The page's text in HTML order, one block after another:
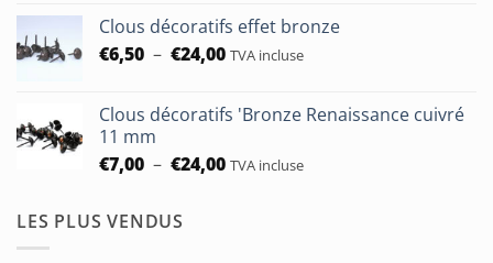
prix :
€5,30
Clous décoratifs effet bronze
€6,50 – €24,00Plage
€6,50
€24,00
TVA incluse
Clous décoratifs 'Bronze Renaissance cuivré
11 mm
€7,00 – €24,00Plage
TVA incluse
LES PLUS VENDUS